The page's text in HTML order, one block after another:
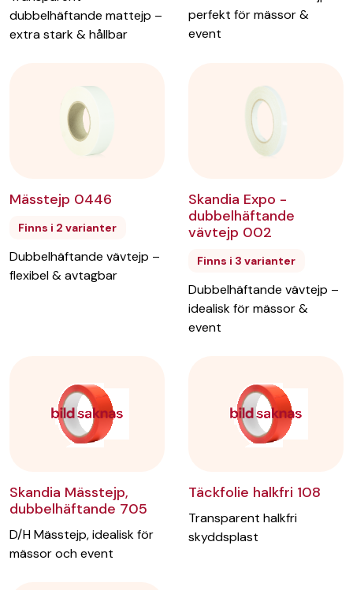
dubbelhäftande mattejp –
extra stark & hållbar
perfekt för mässor &
event
Mässtejp 0446
Finns i 2 varianter
Dubbelhäftande vävtejp –
flexibel & avtagbar
Skandia Expo -
dubbelhäftande
vävtejp 002
Finns i 3 varianter
Dubbelhäftande vävtejp –
idealisk för mässor &
event
Skandia Mässtejp,
dubbelhäftande 705
D/H Mässtejp, idealisk för
mässor och event
Täckfolie halkfri 108
Transparent halkfri
skyddsplast